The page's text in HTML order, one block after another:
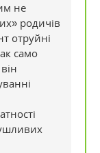
не
родичів
отруйні
само